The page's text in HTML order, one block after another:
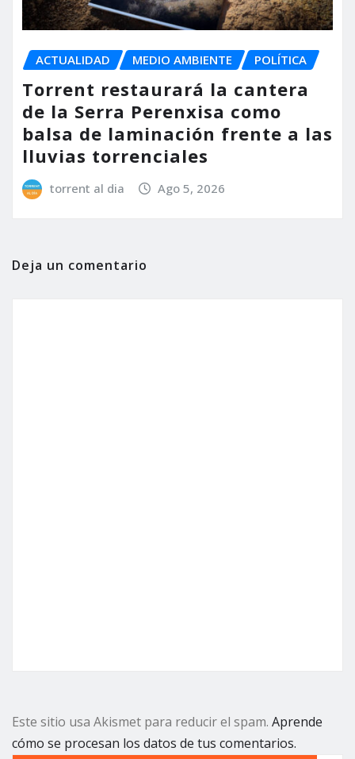
ACTUALIDAD MEDIO AMBIENTE POLÍTICA
Torrent restaurará la cantera
de la Serra Perenxisa como
balsa de laminación frente a las
lluvias torrenciales
torrent al dia Ago 5, 2026
Deja un comentario
Este sitio usa Akismet para reducir el spam. Aprende
cómo se procesan los datos de tus comentarios.